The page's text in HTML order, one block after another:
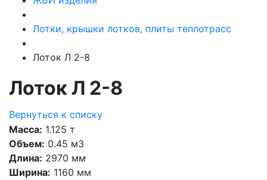
Лотки, крышки лотков, плиты теплотрасс
Лоток Л 2-8
Лоток Л 2-8
Вернуться к списку
Масса: 1.125 т
Объем: 0.45 м3
Длина: 2970 мм
Ширина: 1160 мм